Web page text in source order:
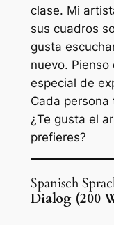
clase. Mi
sus cuadros
gusta
nuevo.
especial de
Cada persona
¿Te gusta el
prefieres?
Spanisch
Dialog (200